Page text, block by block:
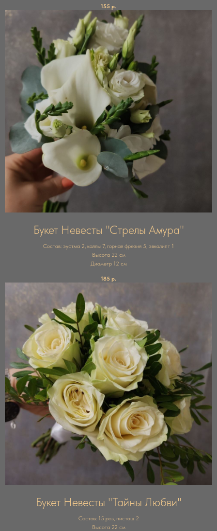
155 р.
Букет Невесты "Стрелы Амура"
Состав: эустма 2, каллы 7, горная фрезия 5, эвкалипт 1
Высота 22 см
Диаметр 12 см
185 р.
Букет Невесты "Тайны Любви"
Состав: 15 роз, писташ 2
Высота 22 см